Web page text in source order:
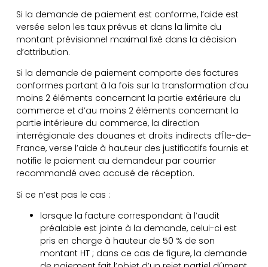
Si la demande de paiement est conforme, l’aide est
versée selon les taux prévus et dans la limite du
montant prévisionnel maximal fixé dans la décision
d’attribution.
Si la demande de paiement comporte des factures
conformes portant à la fois sur la transformation d’au
moins 2 éléments concernant la partie extérieure du
commerce et d’au moins 2 éléments concernant la
partie intérieure du commerce, la direction
interrégionale des douanes et droits indirects d’Île-de-
France, verse l’aide à hauteur des justificatifs fournis et
notifie le paiement au demandeur par courrier
recommandé avec accusé de réception.
Si ce n’est pas le cas :
lorsque la facture correspondant à l’audit
préalable est jointe à la demande, celui-ci est
pris en charge à hauteur de 50 % de son
montant HT ; dans ce cas de figure, la demande